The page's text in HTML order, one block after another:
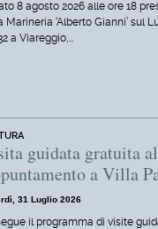
8 agosto 2026 alle ore 18
Marineria ‘Alberto Gianni’ sul
a Viareggio,…
guidata gratuita
a Villa
31 Luglio 2026
il programma di visite